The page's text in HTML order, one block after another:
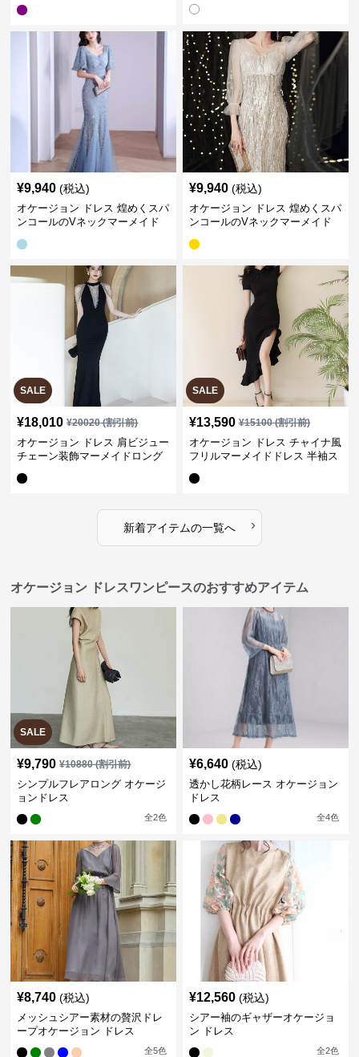
¥9,940 (税込)
オケージョン ドレス 煌めくスパ
ンコールのVネックマーメイド
¥9,940 (税込)
オケージョン ドレス 煌めくスパ
ンコールのVネックマーメイド
SALE
¥18,010 ¥20020(割引前)
オケージョン ドレス 肩ビジュー
チェーン装飾マーメイドロング
SALE
¥13,590 ¥15100(割引前)
オケージョン ドレス チャイナ風
フリルマーメイドドレス 半袖ス
新着アイテムの一覧へ ›
オケージョン ドレスワンピースのおすすめアイテム
SALE
¥9,790 ¥10880(割引前)
シンプルフレアロング オケージ
ョンドレス
全2色
¥6,640 (税込)
透かし花柄レース オケージョン
ドレス
全4色
¥8,740 (税込)
メッシュシアー素材の贅沢ドレ
ープオケージョン ドレス
全5色
¥12,560 (税込)
シアー袖のギャザーオケージョ
ン ドレス
全2色